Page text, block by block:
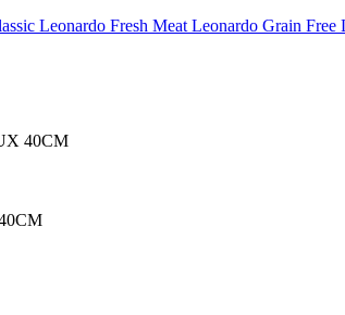
Leonardo Fresh Meat Leonardo Grain Free
40CM